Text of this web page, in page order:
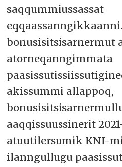
saqqummiussassat
bonusisitsisarnermut
atorneqanngimmata
akissummi allappoq,
aaqqissuussinerit
atuutilersumik KNI-
ilanngullugu